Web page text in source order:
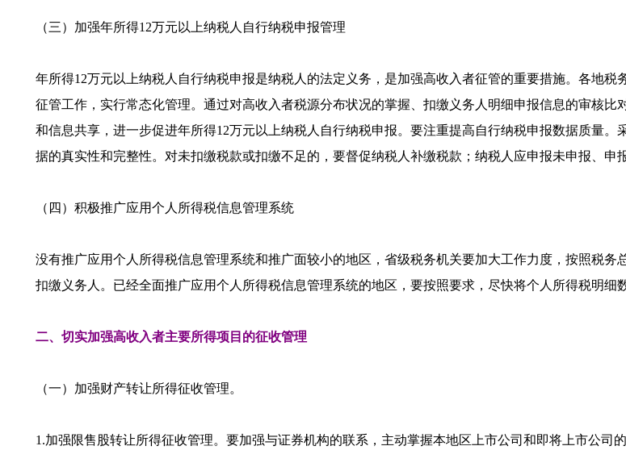
（三）加强年所得12万元以上纳税人自行纳税申报管理
年所得12万元以上纳税人自行纳税申报是纳税人的法定义务，是加强高收入者征管的重要措施。各地
征管工作，实行常态化管理。通过对高收入者税源分布状况的掌握、扣缴义务人明细申报信息的审核
和信息共享，进一步促进年所得12万元以上纳税人自行纳税申报。要注重提高自行纳税申报数据质量
据的真实性和完整性。对未扣缴税款或扣缴不足的，要督促纳税人补缴税款；纳税人应申报未申报、申
（四）积极推广应用个人所得税信息管理系统
没有推广应用个人所得税信息管理系统和推广面较小的地区，省级税务机关要加大工作力度，按照税
扣缴义务人。已经全面推广应用个人所得税信息管理系统的地区，要按照要求，尽快将个人所得税明细
二、切实加强高收入者主要所得项目的征收管理
（一）加强财产转让所得征收管理。
1.加强限售股转让所得征收管理。要加强与证券机构的联系，主动掌握本地区上市公司和即将上市公司